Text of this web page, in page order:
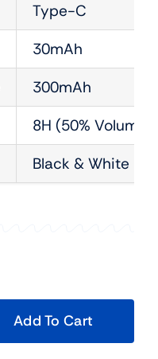
Type-C
30mAh
300mAh
8H (50% Volume)
Black & White
Add To Cart